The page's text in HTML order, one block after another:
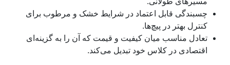
چسبندگی قابل اعتماد در شرایط خشک و مرطوب برای
کنترل بهتر در پیچ‌ها.
تعادل مناسب میان کیفیت و قیمت که آن را به گزینه‌ای
اقتصادی در کلاس خود تبدیل می‌کند.